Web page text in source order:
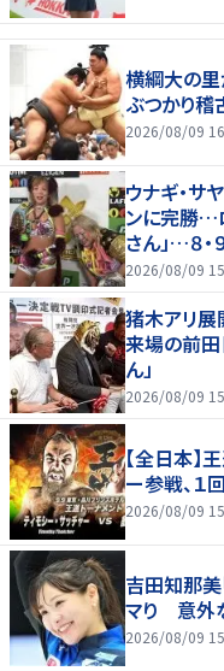
横綱大の
ぶつかり稽
2026/08/09
ウナギ・サ
ンに完勝…
さん」…８・
2026/08/09
猪木アリ展
来場の前田
ん」
2026/08/09
【全日本】
ー参戦、１
2026/08/09
吉田知那美
マり 意外
2026/08/09